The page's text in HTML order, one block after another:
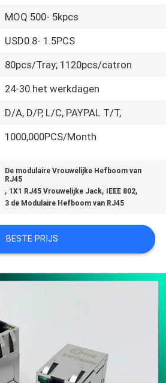
MOQ 500- 5kpcs
USD0.8- 1.5PCS
80pcs/Tray; 1120pcs/catron
24-30 het werkdagen
D/A, D/P, L/C, PAYPAL T/T,
1000,000PCS/Month
De modulaire Vrouwelijke Hefboom van
RJ45
, 1X1 RJ45 Vrouwelijke Jack, IEEE 802,
3 de Modulaire Hefboom van RJ45
BESTE PRIJS